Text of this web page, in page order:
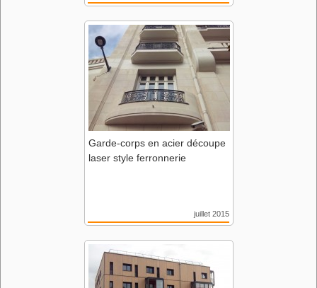
85 Montaigu
Domus Architecture
Garde-corps en acier découpe
laser style ferronnerie
juillet 2015
Agence Pascal Filâtre